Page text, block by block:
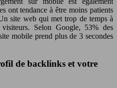
ont tendance à être moins patients
site web qui met trop de temps à
Selon Google, 53% des
mobile prend plus de 3 secondes
de backlinks et votre